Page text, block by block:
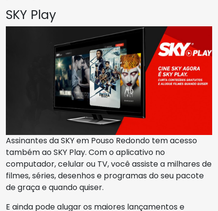
SKY Play
Assinantes da SKY em Pouso Redondo tem acesso
também ao SKY Play. Com o aplicativo no
computador, celular ou TV, você assiste a milhares de
filmes, séries, desenhos e programas do seu pacote
de graça e quando quiser.
E ainda pode alugar os maiores lançamentos e